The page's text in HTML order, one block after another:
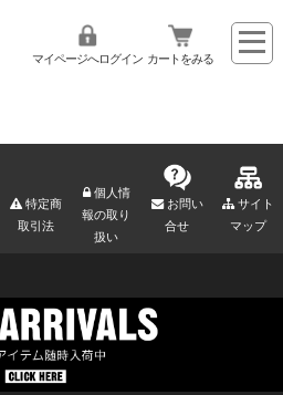
マイページへログイン カートをみる
特定商
取引法
個人情
報の取り
扱い
お問い
合せ
サイト
マップ